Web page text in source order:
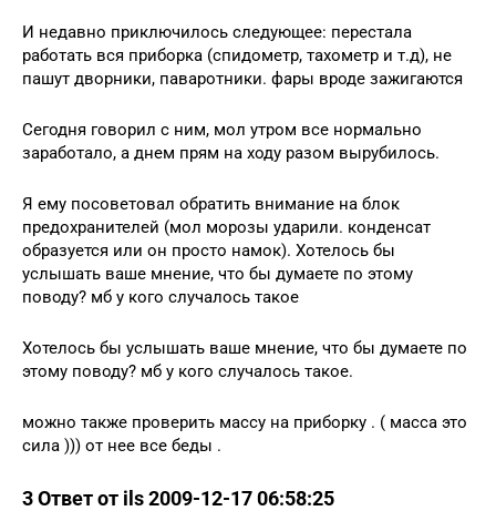
И недавно приключилось следующее: перестала
работать вся приборка (спидометр, тахометр и т.д), не
пашут дворники, паваротники. фары вроде зажигаются
Сегодня говорил с ним, мол утром все нормально
заработало, а днем прям на ходу разом вырубилось.
Я ему посоветовал обратить внимание на блок
предохранителей (мол морозы ударили. конденсат
образуется или он просто намок). Хотелось бы
услышать ваше мнение, что бы думаете по этому
поводу? мб у кого случалось такое
Хотелось бы услышать ваше мнение, что бы думаете по
этому поводу? мб у кого случалось такое.
можно также проверить массу на приборку . ( масса это
сила ))) от нее все беды .
3 Ответ от ils 2009-12-17 06:58:25